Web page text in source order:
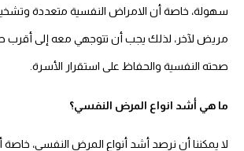
سهولة، خاصة أن الامراض النفسية متعددة
مريض لآخر، لذلك يجب أن تتوجهي معه إلى أقرب
صحته النفسية والحفاظ على استقرار الأسرة.
ما هي أشد انواع المرض النفسي؟
لا يمكننا أن نرصد أشد أنواع المرض النفسي، خاصة